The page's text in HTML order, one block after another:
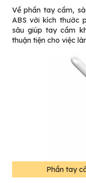
Về phần tay cầm,
ABS với kích thước
sâu giúp tay cầm
thuận tiện cho việc
Phần tay